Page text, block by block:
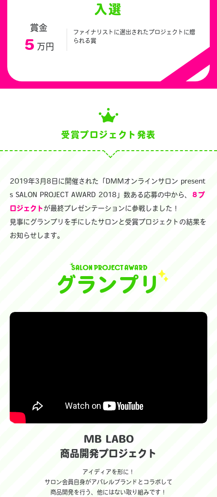
入選
賞金
5 万円
ファイナリストに選出されたプロジェクトに贈
られる賞
受賞プロジェクト発表
2019年3月8日に開催された「DMMオンラインサロン present
s SALON PROJECT AWARD 2018」数ある応募の中から、
８プ
ロジェクト が最終プレゼンテーションに参戦しました！
見事にグランプリを手にしたサロンと受賞プロジェクトの結果を
お知らせします。
グランプリ
MB LABO
商品開発プロジェクト
アイディアを形に！
サロン会員自身がアパレルブランドとコラボして
商品開発を行う、他にはない取り組みです！